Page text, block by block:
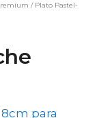
/ Plato Pastel-